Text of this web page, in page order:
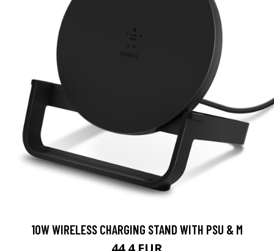
10W WIRELESS CHARGING STAND WITH PSU & M